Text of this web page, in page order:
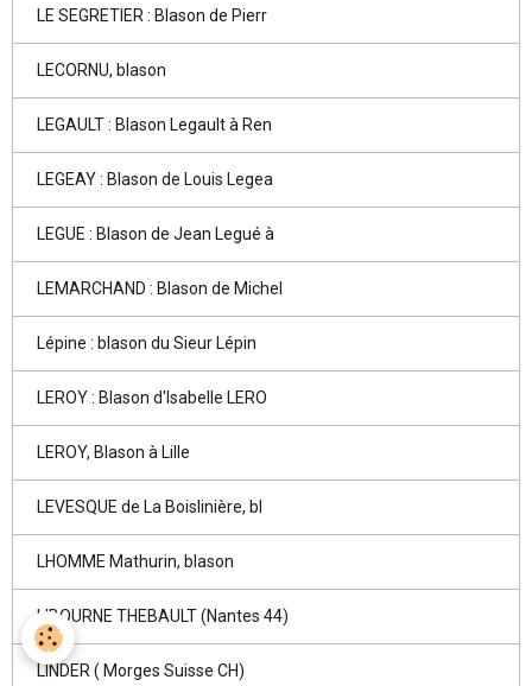
LE SEGRETIER : Blason de Pierr
LECORNU, blason
LEGAULT : Blason Legault à Ren
LEGEAY : Blason de Louis Legea
LEGUE : Blason de Jean Legué à
LEMARCHAND : Blason de Michel
Lépine : blason du Sieur Lépin
LEROY : Blason d'Isabelle LERO
LEROY, Blason à Lille
LEVESQUE de La Boislinière, bl
LHOMME Mathurin, blason
LIBOURNE THEBAULT (Nantes 44)
LINDER ( Morges Suisse CH)